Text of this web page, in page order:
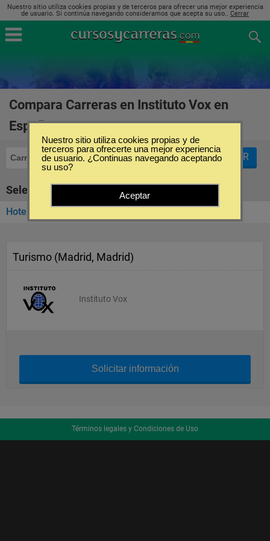
Nuestro sitio utiliza cookies propias y de terceros para ofrecer una mejor experiencia
de usuario. Si continúa navegando consideramos que acepta su uso.. Cerrar
Compara Carreras en Instituto Vox en
España
Carreras Instituto Vox FILTRAR
Seleccione la categoría
Hotelería, Turismo y Gastronomía
Turismo (Madrid, Madrid)
Instituto Vox
Solicitar información
Términos legales y Condiciones de Uso
Nuestro sitio utiliza cookies propias y de
terceros para ofrecerte una mejor experiencia
de usuario. ¿Continuas navegando aceptando
su uso?
Aceptar